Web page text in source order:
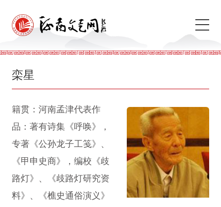
栾星
籍贯：河南孟津代表作
品：著有诗集《呼唤》，
专著《公孙龙子工笺》、
《甲申史商》，编校《歧
路灯》、《歧路灯研究资
料》、《樵史通俗演义》